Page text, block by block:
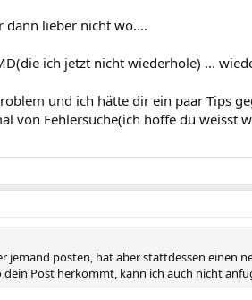
dann lieber nicht wo....
ich jetzt nicht wiederhole) ...
und ich hätte dir ein paar Tips
von Fehlersuche(ich hoffe du weisst
jemand posten, hat aber stattdessen einen
Post herkommt, kann ich auch nicht